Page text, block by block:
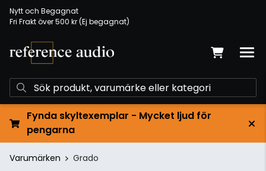
Nytt och Begagnat
Fri Frakt över 500 kr (Ej begagnat)
Fynda skyltexemplar - Mycket ljud för
pengarna
Varumärken Grado